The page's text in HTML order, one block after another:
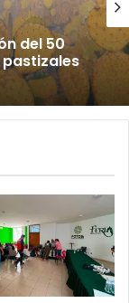
del 50
pastizales